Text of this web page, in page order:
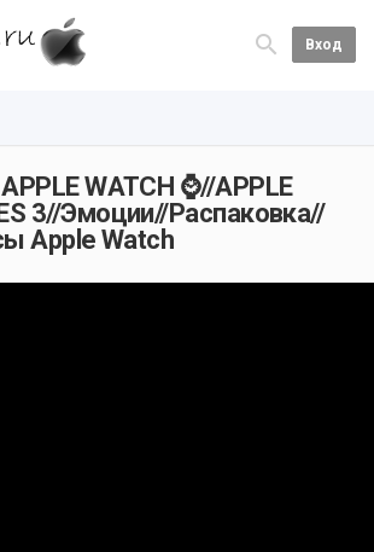
Вход
WATCH ⌚️//APPLE
3//Эмоции//Распаковка//
Apple Watch